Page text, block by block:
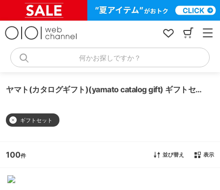
何かお探しですか？
ヤマト(カタログギフト)(yamato catalog gift) ギフトセット
ギフトセット
100 並び替え 表示